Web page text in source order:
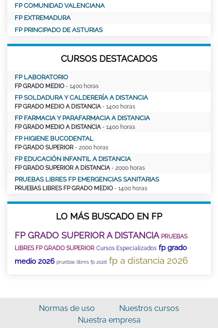
FP COMUNIDAD VALENCIANA
FP EXTREMADURA
FP PRINCIPADO DE ASTURIAS
CURSOS DESTACADOS
FP LABORATORIO
FP GRADO MEDIO - 1400 horas
FP SOLDADURA Y CALDERERÍA A DISTANCIA
FP GRADO MEDIO A DISTANCIA - 1400 horas
FP FARMACIA Y PARAFARMACIA A DISTANCIA
FP GRADO MEDIO A DISTANCIA - 1400 horas
FP HIGIENE BUCODENTAL
FP GRADO SUPERIOR - 2000 horas
FP EDUCACIÓN INFANTIL A DISTANCIA
FP GRADO SUPERIOR A DISTANCIA - 2000 horas
PRUEBAS LIBRES FP EMERGENCIAS SANITARIAS
PRUEBAS LIBRES FP GRADO MEDIO - 1400 horas
LO MÁS BUSCADO EN FP
FP GRADO SUPERIOR A DISTANCIA PRUEBAS
LIBRES FP GRADO SUPERIOR Cursos Especializados fp grado
medio 2026 pruebas libres fp 2026 fp a distancia 2026
Normas de uso
Nuestros cursos
Nuestra empresa